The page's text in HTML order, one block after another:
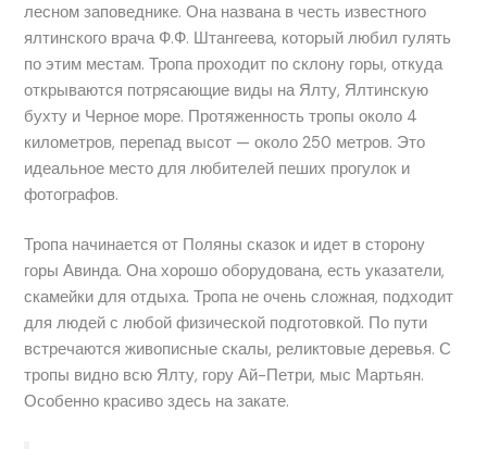
лесном заповеднике. Она названа в честь известного
ялтинского врача Ф.Ф. Штангеева, который любил гулять
по этим местам. Тропа проходит по склону горы, откуда
открываются потрясающие виды на Ялту, Ялтинскую
бухту и Черное море. Протяженность тропы около 4
километров, перепад высот — около 250 метров. Это
идеальное место для любителей пеших прогулок и
фотографов.
Тропа начинается от Поляны сказок и идет в сторону
горы Авинда. Она хорошо оборудована, есть указатели,
скамейки для отдыха. Тропа не очень сложная, подходит
для людей с любой физической подготовкой. По пути
встречаются живописные скалы, реликтовые деревья. С
тропы видно всю Ялту, гору Ай-Петри, мыс Мартьян.
Особенно красиво здесь на закате.